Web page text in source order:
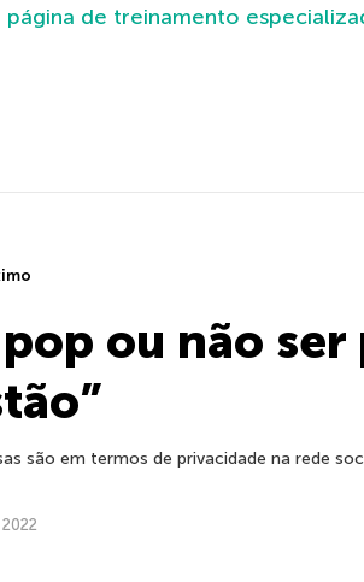
página de treinamento
pop ou não
são em termos de privacidade na rede